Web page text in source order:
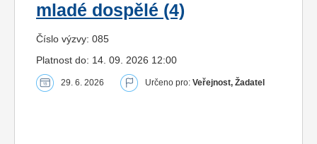
mladé dospělé (4)
Číslo výzvy: 085
Platnost do: 14. 09. 2026 12:00
29. 6. 2026 Určeno pro: Veřejnost, Žadatel